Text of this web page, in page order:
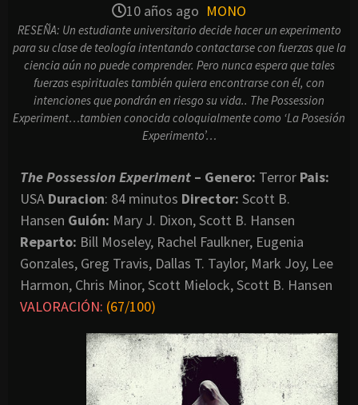
10 años ago MONO
RESEÑA: Un estudiante universitario decide hacer un experimento
para su clase de teología intentando contactarse con fuerzas que la
ciencia aún no puede comprender. Pero nunca espera que tales
fuerzas espirituales también quiera encontrarse con él, con
intenciones que pondrán en riesgo su vida.. The Possession
Experiment…tambien conocida coloquialmente como ‘La Posesión
Experimento’…
The Possession Experiment – Genero: Terror Pais:
USA Duracion: 84 minutos Director: Scott B.
Hansen Guión: Mary J. Dixon, Scott B. Hansen
Reparto: Bill Moseley, Rachel Faulkner, Eugenia
Gonzales, Greg Travis, Dallas T. Taylor, Mark Joy, Lee
Harmon, Chris Minor, Scott Mielock, Scott B. Hansen
VALORACIÓN: (67/100)